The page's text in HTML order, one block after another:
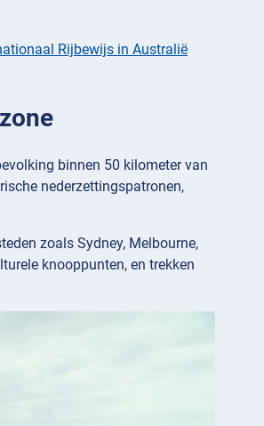
Rijbewijs in Australië
binnen 50 kilometer van
nederzettingspatronen,
zoals Sydney, Melbourne,
knooppunten, en trekken